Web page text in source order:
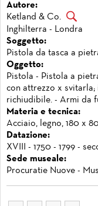
Autore:
Ketland & Co.
Inghilterra - Londra
Soggetto:
Pistola da tasca a
Oggetto:
Pistola - Pistola a
con attrezzo x
richiudibile. - Armi da
Materia e tecnica:
Acciaio, legno, 180 x 80
Datazione:
XVIII - 1750 - 1799 -
Sede museale:
Procuratie Nuove -